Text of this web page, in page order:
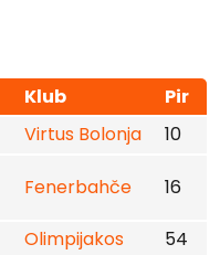
Klub
Pir
Virtus Bolonja 10
Fenerbahče 16
Olimpijakos
54